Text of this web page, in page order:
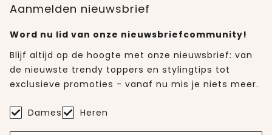
Aanmelden nieuwsbrief
Word nu lid van onze nieuwsbriefcommunity!
Blijf altijd op de hoogte met onze nieuwsbrief: van
de nieuwste trendy toppers en stylingtips tot
exclusieve promoties - vanaf nu mis je niets meer.
Dames Heren